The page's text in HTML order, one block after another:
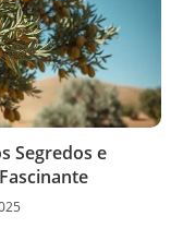
Segredos e